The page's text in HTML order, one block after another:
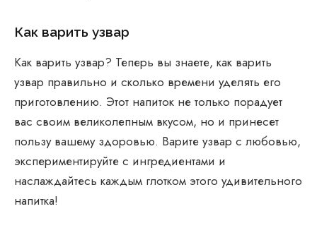
Как варить узвар
Как варить узвар? Теперь вы знаете, как варить
узвар правильно и сколько времени уделять его
приготовлению. Этот напиток не только порадует
вас своим великолепным вкусом, но и принесет
пользу вашему здоровью. Варите узвар с любовью,
экспериментируйте с ингредиентами и
наслаждайтесь каждым глотком этого удивительного
напитка!